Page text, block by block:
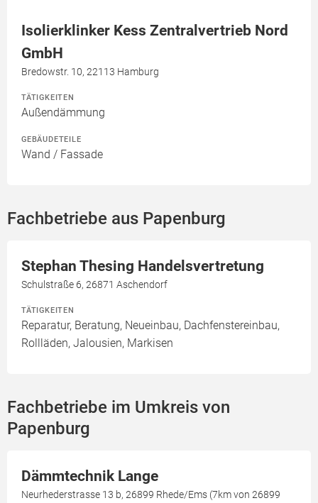
Isolierklinker Kess Zentralvertrieb Nord
GmbH
Bredowstr. 10, 22113 Hamburg
TÄTIGKEITEN
Außendämmung
GEBÄUDETEILE
Wand / Fassade
Fachbetriebe aus Papenburg
Stephan Thesing Handelsvertretung
Schulstraße 6, 26871 Aschendorf
TÄTIGKEITEN
Reparatur, Beratung, Neueinbau, Dachfenstereinbau,
Rollläden, Jalousien, Markisen
Fachbetriebe im Umkreis von
Papenburg
Dämmtechnik Lange
Neurhederstrasse 13 b, 26899 Rhede/Ems (7km von 26899